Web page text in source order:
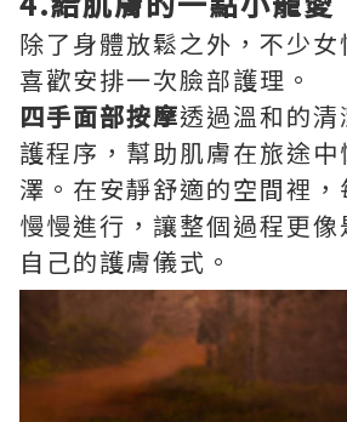
除了身體放鬆之外，不少
喜歡安排一次臉部護理。
四手面部按摩透過溫和的
護程序，幫助肌膚在旅途
澤。在安靜舒適的空間裡
慢慢進行，讓整個過程更
自己的護膚儀式。